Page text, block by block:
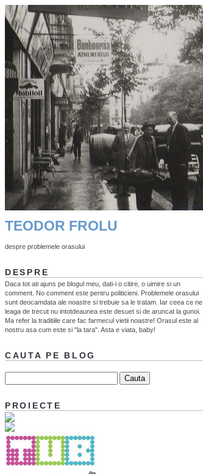
TEODOR FROLU
despre problemele orasului
DESPRE
Daca tot ati ajuns pe blogul meu, dati-i o citire, o uimire si un
comment. No comment este pentru politicieni. Problemele orasului
sunt deocamdata ale noastre si trebuie sa le tratam. Iar ceea ce ne
leaga de trecut nu intotdeaunea este desuet si de aruncat la gunoi.
Ma refer la traditiile care fac farmecul vietii noastre! Orasul este al
nostru asa cum este si "la tara". Asta e viata, baby!
CAUTA PE BLOG
PROIECTE